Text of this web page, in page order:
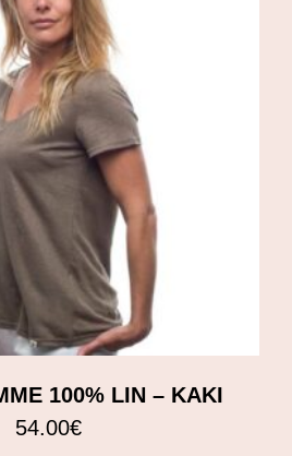
100% LIN – KAKI
54.00€